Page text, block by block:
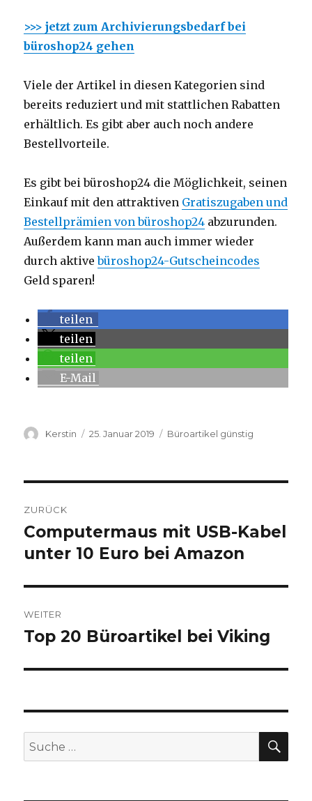
>>> jetzt zum Archivierungsbedarf bei
büroshop24 gehen
Viele der Artikel in diesen Kategorien sind
bereits reduziert und mit stattlichen Rabatten
erhältlich. Es gibt aber auch noch andere
Bestellvorteile.
Es gibt bei büroshop24 die Möglichkeit, seinen
Einkauf mit den attraktiven Gratiszugaben und
Bestellprämien von büroshop24 abzurunden.
Außerdem kann man auch immer wieder
durch aktivebüroshop24-Gutscheincodes
Geld sparen!
teilen
teilen
teilen
E-Mail
Autor
Kerstin
Veröffentlicht
25. Januar 2019 Kategorien
Büroartikel günstig
ZURÜCK
Vorheriger
Beitrag:
Computermaus mit USB-Kabel
unter 10 Euro bei Amazon
WEITER
Nächster
Top 20 Büroartikel bei Viking
Suche
nach: